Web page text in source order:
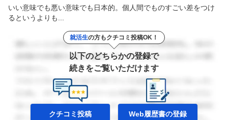
いい意味でも悪い意味でも日本的。個人間でものすごい差をつけ
るというよりも...
就活生の方もクチコミ投稿OK！
以下のどちらかの登録で
続きをご覧いただけます
クチコミ投稿 Web履歴書の登録